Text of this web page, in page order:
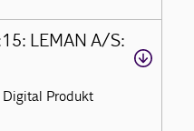
LEMAN A/S:
Digital Produkt